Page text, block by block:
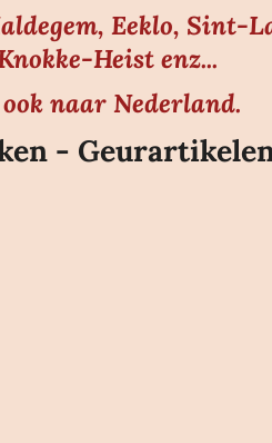
Eeklo, Sint-
Heist enz...
naar Nederland.
-